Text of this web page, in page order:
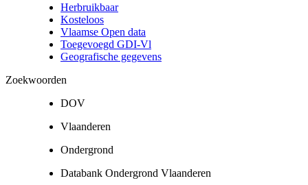
Herbruikbaar
Kosteloos
Vlaamse Open data
Toegevoegd GDI-Vl
Geografische gegevens
Zoekwoorden
DOV
Vlaanderen
Ondergrond
Databank Ondergrond Vlaanderen